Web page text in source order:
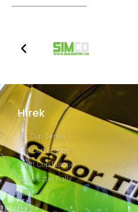
Hírek
GT Cup Series
Clio Cup Europe
Swift Cup Europe
Szilveszter Rally
Rally2
Rally3